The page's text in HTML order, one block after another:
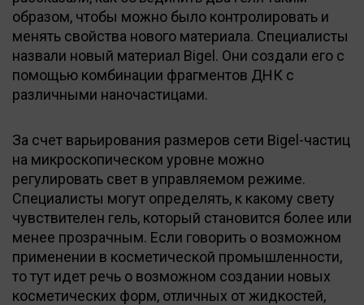
образом, чтобы можно было контролировать и
менять свойства нового материала. Специалисты
назвали новый материал Bigel. Они создали его с
помощью комбинации фрагментов ДНК с
различными наночастицами.
За счет варьирования размеров сети Bigel-частиц
на микроскопическом уровне можно
регулировать свет в управляемом режиме.
Специалисты могут определять, к какому свету
чувствителен гель, который становится более или
менее прозрачным. Если говорить о возможном
применении в косметической промышленности,
то тут идет речь о возможном создании новых
косметических форм, отличных от жидкостей,